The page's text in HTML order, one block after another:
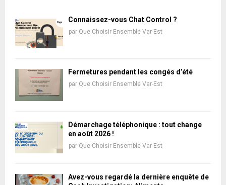
Connaissez-vous Chat Control ?
par Que Choisir Ensemble Var-Est
Fermetures pendant les congés d’été
par Que Choisir Ensemble Var-Est
Démarchage téléphonique : tout change
en août 2026 !
par Que Choisir Ensemble Var-Est
Avez-vous regardé la dernière enquête de